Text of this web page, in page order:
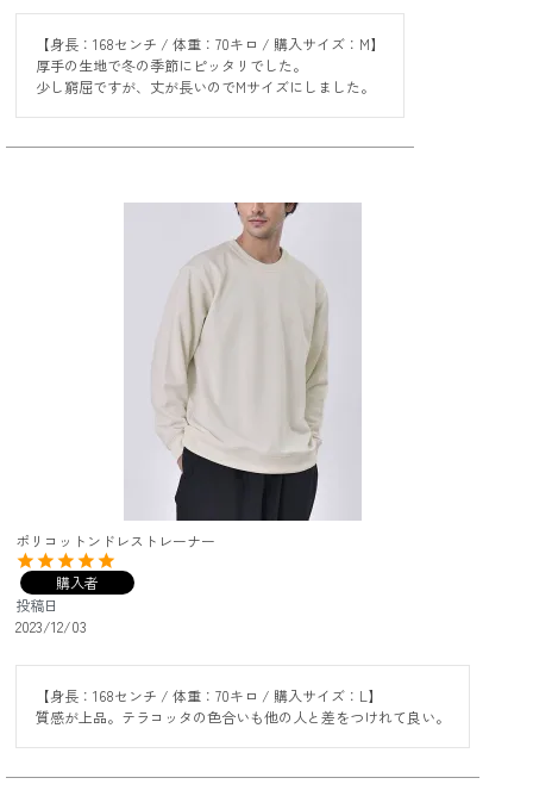
【身長：168センチ / 体重：70キロ / 購入サイズ：M】
厚手の生地で冬の季節にピッタリでした。
少し窮屈ですが、丈が長いのでMサイズにしました。
ポリコットンドレストレーナー
購入者
投稿日
2023/12/03
【身長：168センチ / 体重：70キロ / 購入サイズ：L】
質感が上品。テラコッタの色合いも他の人と差をつけれて良い。